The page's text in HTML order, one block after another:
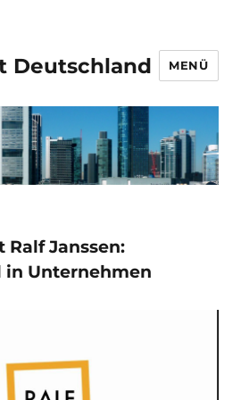
Deutschland MENÜ
Ralf Janssen:
Unternehmen